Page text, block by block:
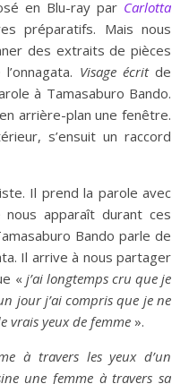
en Blu-ray par Carlotta
préparatifs. Mais nous
des extraits de pièces
Visage écritde
à Tamasaburo Bando.
arrière-plan une fenêtre.
s’ensuit un raccord
Il prend la parole avec
nous apparaît durant ces
Bando parle de
Il arrive à nous partager
« j’ai longtemps cru que je
jour j’ai compris que je ne
vrais yeux de femme ».
à travers les yeux d’un
une femme à travers sa